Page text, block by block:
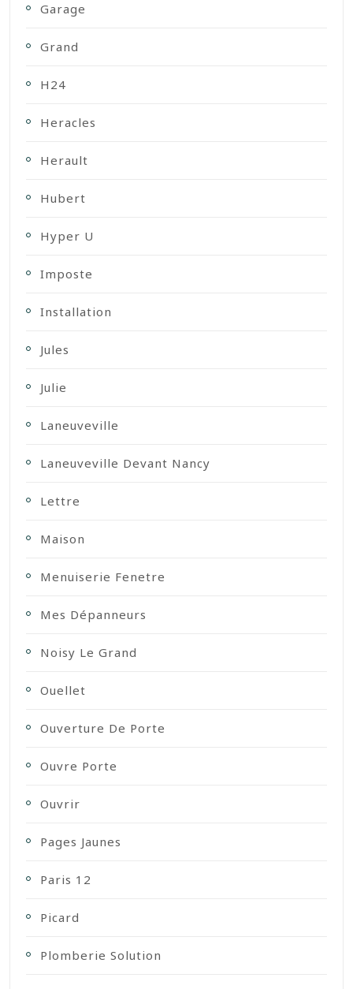
Garage
Grand
H24
Heracles
Herault
Hubert
Hyper U
Imposte
Installation
Jules
Julie
Laneuveville
Laneuveville Devant Nancy
Lettre
Maison
Menuiserie Fenetre
Mes Dépanneurs
Noisy Le Grand
Ouellet
Ouverture De Porte
Ouvre Porte
Ouvrir
Pages Jaunes
Paris 12
Picard
Plomberie Solution